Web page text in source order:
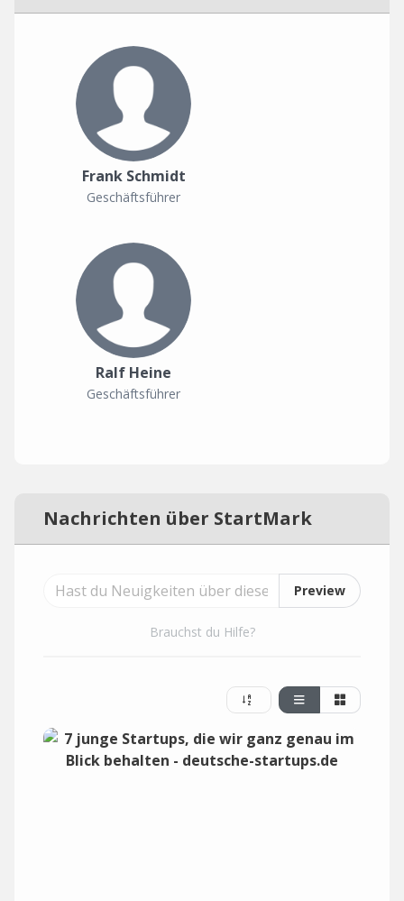
Frank Schmidt
Geschäftsführer
Ralf Heine
Geschäftsführer
Nachrichten über StartMark
Preview
Brauchst du Hilfe?